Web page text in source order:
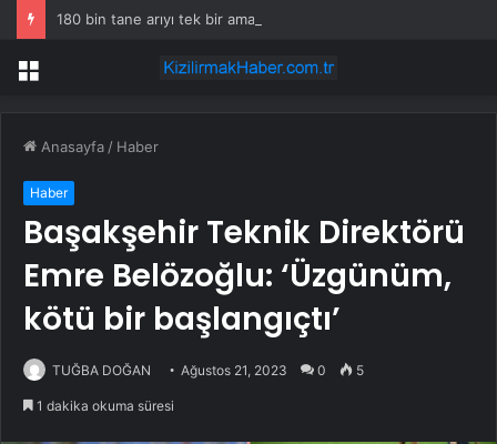
180 bin tane arıyı tek bir amaç doğaya saldılar
Menü
Anasayfa / Haber
Haber
Başakşehir Teknik Direktörü
Emre Belözoğlu: ‘Üzgünüm,
kötü bir başlangıçtı’
TUĞBA DOĞAN Ağustos 21, 2023 0 5
1 dakika okuma süresi